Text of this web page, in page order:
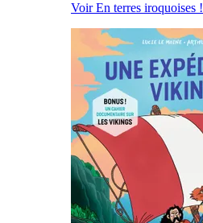
Voir En terres iroquoises !